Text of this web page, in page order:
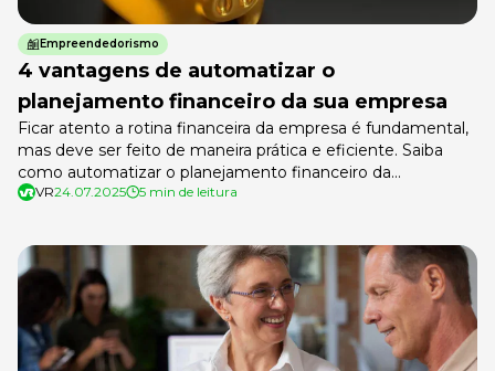
Empreendedorismo
4 vantagens de automatizar o
planejamento financeiro da sua empresa
Ficar atento a rotina financeira da empresa é fundamental,
mas deve ser feito de maneira prática e eficiente. Saiba
como automatizar o planejamento financeiro da
organização e os benefícios desse processo.
VR24.07.2025 5 min de leitura